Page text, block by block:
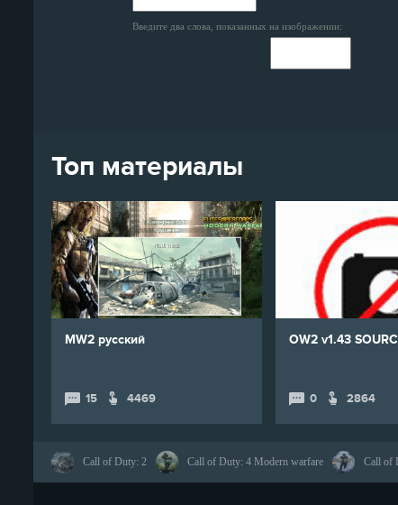
Введите два слова, показанных на изображении:
Топ материалы
MW2 русский
15 4469
OW2 v1.43
0 2864
Call of Duty: 2 Call of Duty: 4 Modern warfare Call of